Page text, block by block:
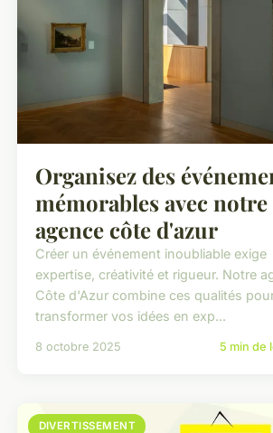
Organisez des
mémorables avec notre
agence côte d'azur
Créer un événement inoubliable exige
expertise, créativité et rigueur. Notre
Côte d'Azur combine ces qualités
transformer vos idées en exp...
8 octobre 2025 5 min de
DIVERTISSEMENT